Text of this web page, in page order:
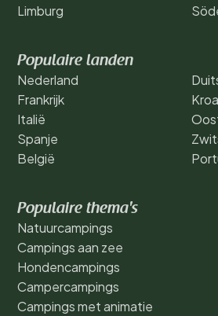
Limburg
Populaire landen
Nederland
Frankrijk
Italië
Spanje
België
Populaire thema's
Natuurcampings
Campings aan zee
Hondencampings
Campercampings
Campings met animatie